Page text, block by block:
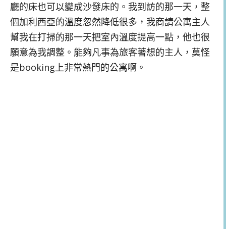
廳的床也可以變成沙發床的。我到訪的那一天，整
個加利西亞的溫度忽然降低很多，我商請公寓主人
幫我在打掃的那一天把室內溫度提高一點，他也很
願意為我調整。能夠凡事為旅客著想的主人，莫怪
是booking上非常熱門的公寓啊。